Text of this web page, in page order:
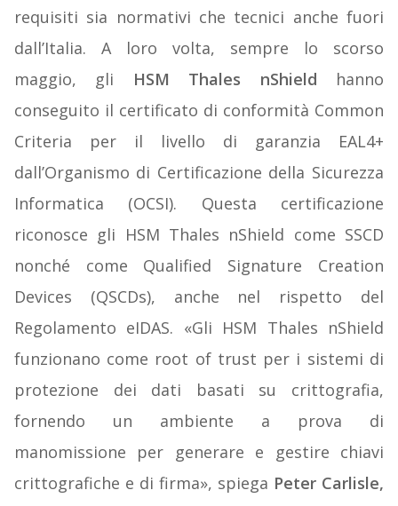
requisiti sia normativi che tecnici anche fuori
dall’Italia. A loro volta, sempre lo scorso
maggio, gli HSM Thales nShield hanno
conseguito il certificato di conformità Common
Criteria per il livello di garanzia EAL4+
dall’Organismo di Certificazione della Sicurezza
Informatica (OCSI). Questa certificazione
riconosce gli HSM Thales nShield come SSCD
nonché come Qualified Signature Creation
Devices (QSCDs), anche nel rispetto del
Regolamento eIDAS. «Gli HSM Thales nShield
funzionano come root of trust per i sistemi di
protezione dei dati basati su crittografia,
fornendo un ambiente a prova di
manomissione per generare e gestire chiavi
crittografiche e di firma», spiega Peter Carlisle,